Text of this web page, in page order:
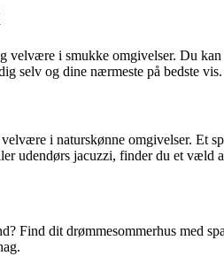
i smukke omgivelser. Du
selv og dine nærmeste på bedste vis.
i naturskønne omgivelser.
udendørs jacuzzi, finder du et væld
Find dit drømmesommerhus med